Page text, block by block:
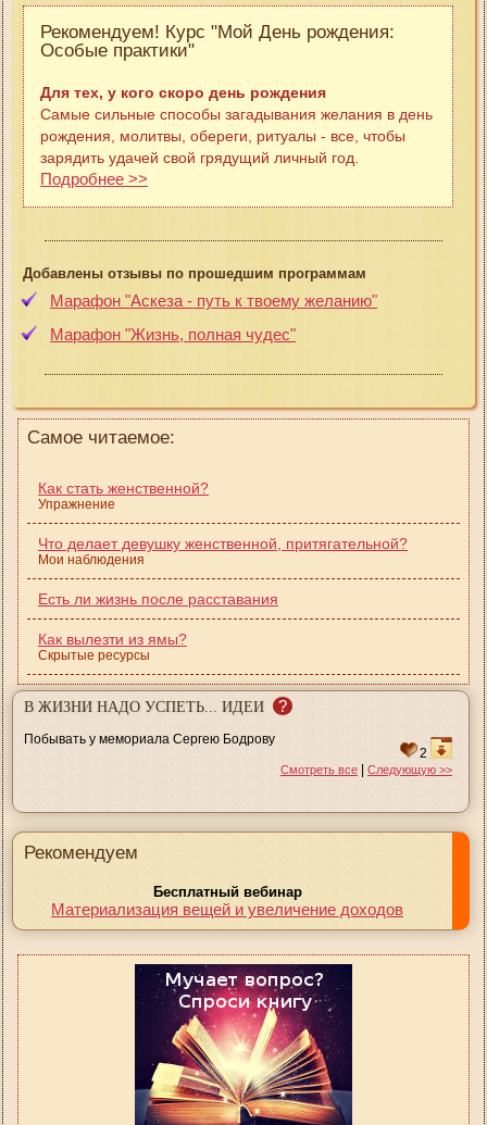
Рекомендуем! Курс "Мой День рождения:
Особые практики"
Для тех, у кого скоро день рождения
Самые сильные способы загадывания желания в день
рождения, молитвы, обереги, ритуалы - все, чтобы
зарядить удачей свой грядущий личный год.
Подробнее >>
Добавлены отзывы по прошедшим программам
Марафон "Аскеза - путь к твоему желанию"
Марафон "Жизнь, полная чудес"
Самое читаемое:
Как стать женственной?
Упражнение
Что делает девушку женственной, притягательной?
Мои наблюдения
Есть ли жизнь после расставания
Как вылезти из ямы?
Скрытые ресурсы
В ЖИЗНИ НАДО УСПЕТЬ... ИДЕИ ?
Побывать у мемориала Сергею Бодрову
2
Смотреть все | Следующую >>
Рекомендуем
Бесплатный вебинар
Материализация вещей и увеличение доходов